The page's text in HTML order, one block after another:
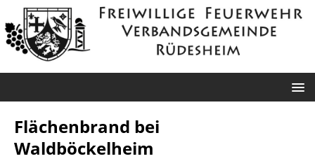
Flächenbrand bei
Waldböckelheim